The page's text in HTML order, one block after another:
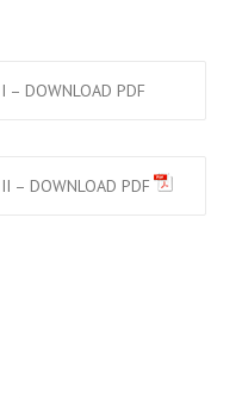
– DOWNLOAD PDF
– DOWNLOAD PDF